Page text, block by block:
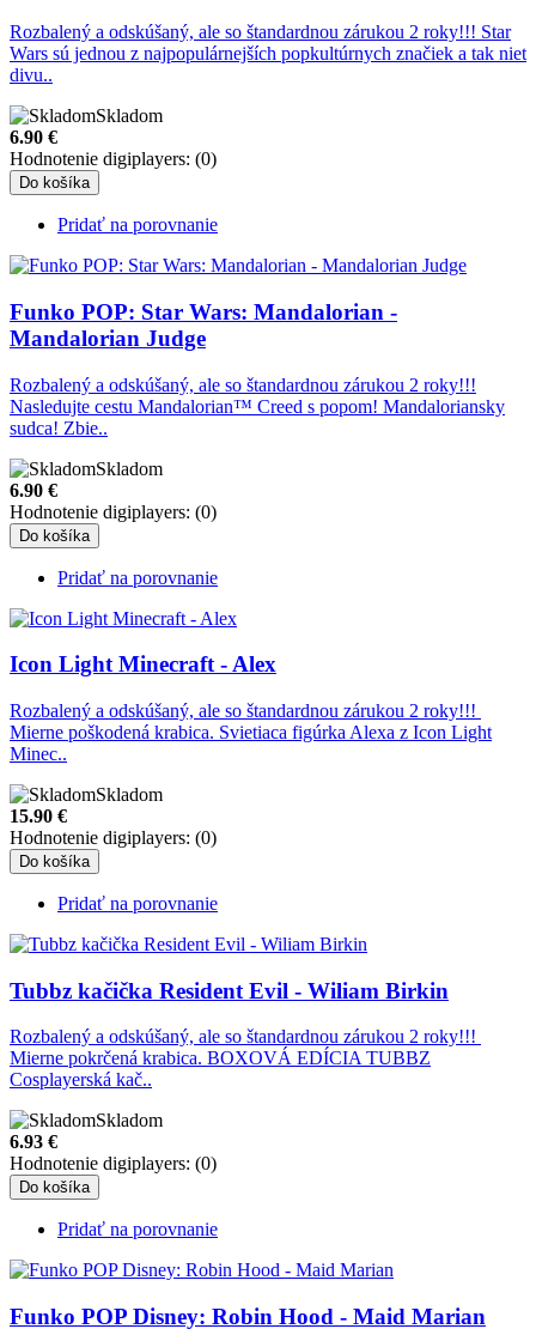
Rozbalený a odskúšaný, ale so štandardnou zárukou 2 roky!!! Star
Wars sú jednou z najpopulárnejších popkultúrnych značiek a tak niet
divu..
Skladom
6.90 €
Hodnotenie digiplayers: (0)
Do košíka
Pridať na porovnanie
Funko POP: Star Wars: Mandalorian -
Mandalorian Judge
Rozbalený a odskúšaný, ale so štandardnou zárukou 2 roky!!!
Nasledujte cestu Mandalorian™ Creed s popom! Mandaloriansky
sudca! Zbie..
Skladom
6.90 €
Hodnotenie digiplayers: (0)
Do košíka
Pridať na porovnanie
Icon Light Minecraft - Alex
Rozbalený a odskúšaný, ale so štandardnou zárukou 2 roky!!!
Mierne poškodená krabica. Svietiaca figúrka Alexa z Icon Light
Minec..
Skladom
15.90 €
Hodnotenie digiplayers: (0)
Do košíka
Pridať na porovnanie
Tubbz kačička Resident Evil - Wiliam Birkin
Rozbalený a odskúšaný, ale so štandardnou zárukou 2 roky!!!
Mierne pokrčená krabica. BOXOVÁ EDÍCIA TUBBZ
Cosplayerská kač..
Skladom
6.93 €
Hodnotenie digiplayers: (0)
Do košíka
Pridať na porovnanie
Funko POP Disney: Robin Hood - Maid Marian